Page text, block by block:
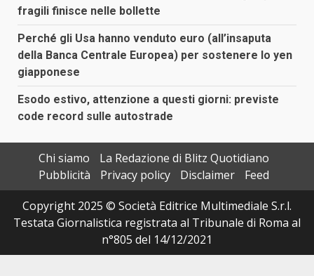
fragili finisce nelle bollette
Perché gli Usa hanno venduto euro (all’insaputa
della Banca Centrale Europea) per sostenere lo yen
giapponese
Esodo estivo, attenzione a questi giorni: previste
code record sulle autostrade
Chi siamo
La Redazione di Blitz Quotidiano
Pubblicità
Privacy policy Disclaimer
Feed
Copyright 2025 © Società Editrice Multimediale S.r.l.
Testata Giornalistica registrata al Tribunale di Roma al
n°805 del 14/12/2021